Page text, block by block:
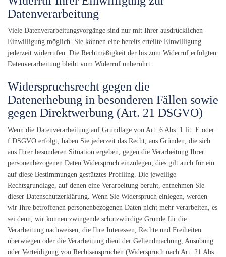
Datenverarbeitung
Viele Datenverarbeitungsvorgänge sind nur mit Ihrer ausdrücklichen
Einwilligung möglich. Sie können eine bereits erteilte Einwilligung
jederzeit widerrufen. Die Rechtmäßigkeit der bis zum Widerruf erfolgten
Datenverarbeitung bleibt vom Widerruf unberührt.
Widerspruchsrecht gegen die
Datenerhebung in besonderen Fällen sowie
gegen Direktwerbung (Art. 21 DSGVO)
Wenn die Datenverarbeitung auf Grundlage von Art. 6 Abs. 1 lit. E oder
f DSGVO erfolgt, haben Sie jederzeit das Recht, aus Gründen, die sich
aus Ihrer besonderen Situation ergeben, gegen die Verarbeitung Ihrer
personenbezogenen Daten Widerspruch einzulegen; dies gilt auch für ein
auf diese Bestimmungen gestütztes Profiling. Die jeweilige
Rechtsgrundlage, auf denen eine Verarbeitung beruht, entnehmen Sie
dieser Datenschutzerklärung. Wenn Sie Widerspruch einlegen, werden
wir Ihre betroffenen personenbezogenen Daten nicht mehr verarbeiten, es
sei denn, wir können zwingende schutzwürdige Gründe für die
Verarbeitung nachweisen, die Ihre Interessen, Rechte und Freiheiten
überwiegen oder die Verarbeitung dient der Geltendmachung, Ausübung
oder Verteidigung von Rechtsansprüchen (Widerspruch nach Art. 21 Abs.